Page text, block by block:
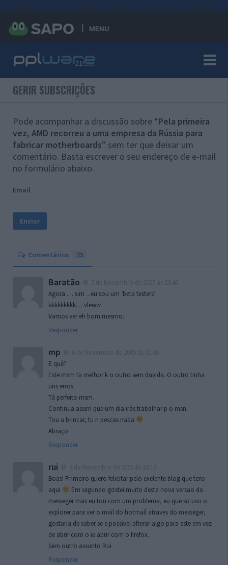
MENU
GERIR SUBSCRIÇÕES
Pode acompanhar a discussão sobre “Pela primeira
vez, AMD recorreu a uma empresa da Rússia para
fabricar motherboards” sem ter que deixar um
comentário. Basta escrever o seu endereço de e-mail
no formulário abaixo.
Email
Comentários 25
Baratão
Agora … sim .. eu sou um ‘beta testers’
kkkkkkkkk… vleww
Vamos ver eh bom mesmo..
Responder
mp
E quê?
Este msm ta melhor k o outro sem duvida. O outro tinha
uns erros.
Tá perfeito msm.
Continua assim que um dia irás trabalhar p o msn.
Tou a brincar, tu n pescas nada
Abraço
Responder
rui
Boas! Primeiro quero felicitar pelo exelente blog que tens
aqui
Em segundo gostei muito desta nova versao do
messeger mas eu tou com um problema, eu que so uso o
explorer para ver o mail do hotmail atraves do messeger,
gostaria de saber se e possivel alterar algo para este em vez
de abrir com o ie abrir com o firefox.
Sem outro assunto Rui
Responder